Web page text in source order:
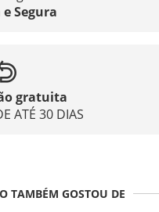
Segura
gratuita
ATÉ 30 DIAS
TAMBÉM GOSTOU DE